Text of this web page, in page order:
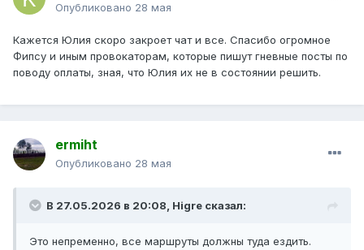
Опубликовано 28 мая
Кажется Юлия скоро закроет чат и все. Спасибо огромное
Фипсу и иным провокаторам, которые пишут гневные посты по
поводу оплаты, зная, что Юлия их не в состоянии решить.
ermiht
Опубликовано 28 мая
В 27.05.2026 в 20:08, Higre сказал:
Это непременно, все маршруты должны туда ездить.